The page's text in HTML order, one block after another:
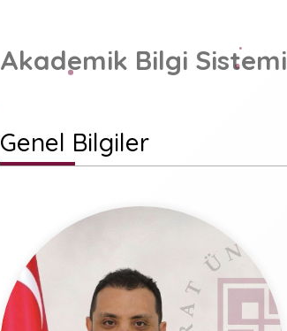
Akademik Bilgi Sistemi
Genel Bilgiler